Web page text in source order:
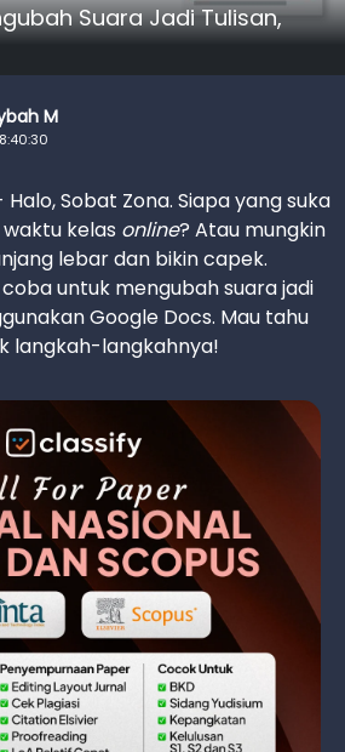
Suara Jadi Tulisan,
M
Halo, Sobat Zona. Siapa yang suka
kelas online? Atau mungkin
lebar dan bikin capek.
untuk mengubah suara jadi
Google Docs. Mau tahu
langkah-langkahnya!